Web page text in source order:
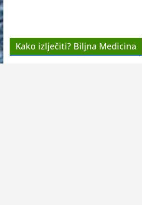
Kako izlječiti? Biljna Medicina